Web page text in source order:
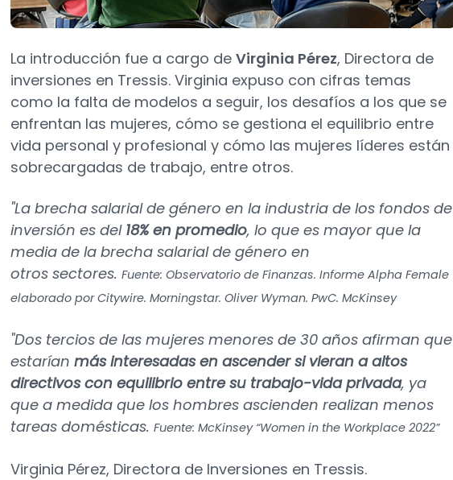
La introducción fue a cargo de Virginia Pérez, Directora de
inversiones en Tressis. Virginia expuso con cifras temas
como la falta de modelos a seguir, los desafíos a los que se
enfrentan las mujeres, cómo se gestiona el equilibrio entre
vida personal y profesional y cómo las mujeres líderes están
sobrecargadas de trabajo, entre otros.
"La brecha salarial de género en la industria de los fondos de
inversión es del18% en promedio, lo que es mayor que la
media de la brecha salarial de género en
otros sectores. Fuente: Observatorio de Finanzas. Informe Alpha Female
elaborado por Citywire. Morningstar. Oliver Wyman. PwC. McKinsey
"Dos tercios de las mujeres menores de 30 años afirman que
estarían más interesadas en ascender si vieran a altos
directivos con equilibrio entre su trabajo-vida privada, ya
que a medida que los hombres ascienden realizan menos
tareas domésticas. Fuente: McKinsey “Women in the Workplace 2022”
Virginia Pérez, Directora de Inversiones en Tressis.